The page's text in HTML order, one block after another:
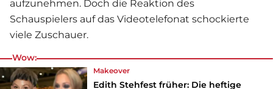
aufzunehmen. Doch die Reaktion des
Schauspielers auf das Videotelefonat schockierte
viele Zuschauer.
Wow:
Makeover
Edith Stehfest früher: Die heftige